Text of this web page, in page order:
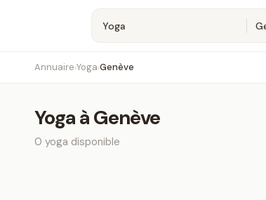
Annuaire›Yoga›Genève
YogaàGenève
0 yoga disponible